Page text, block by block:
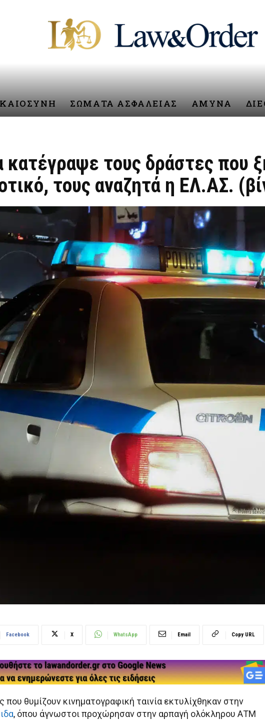
ΣΩΜΑΤΑ ΑΣΦΑΛΕΙΑΣ ΑΜΥΝΑ
κατέγραψε τους δράστες που
τους αναζητά η ΕΛ.ΑΣ.
Facebook X WhatsApp Email Copy URL
που θυμίζουν κινηματογραφική ταινία εκτυλίχθηκαν στην
, όπου άγνωστοι προχώρησαν στην αρπαγή ολόκληρου ΑΤΜ